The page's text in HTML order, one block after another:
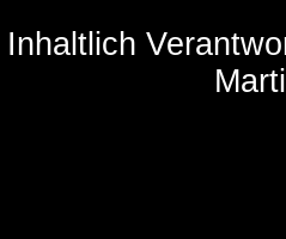
Inhaltlich